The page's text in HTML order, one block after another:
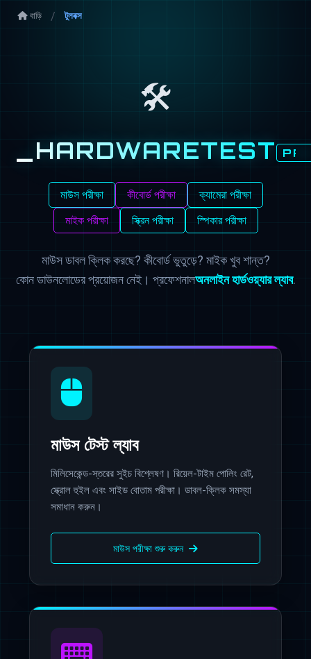
বাড়ি টুলবক্স
🛠️
_HARDWARETEST
মাউস পরীক্ষা কীবোর্ড পরীক্ষা
ক্যামেরা পরীক্ষা
মাইক পরীক্ষা
স্ক্রিন পরীক্ষা স্পিকার পরীক্ষা
মাউস ডাবল ক্লিক করছে? কীবোর্ড ভুতুড়ে? মাইক খুব শান্ত?
কোন ডাউনলোডের প্রয়োজন নেই। প্রফেশনালঅনলাইন হার্ডওয়্যার ল্যাব.
মাউস টেস্ট ল্যাব
মিলিসেকেন্ড-স্তরের সুইচ বিশ্লেষণ। রিয়েল-টাইম পোলিং রেট,
স্ক্রোল হুইল এবং সাইড বোতাম পরীক্ষা। ডাবল-ক্লিক সমস্যা
সমাধান করুন।
মাউস পরীক্ষা শুরু করুন